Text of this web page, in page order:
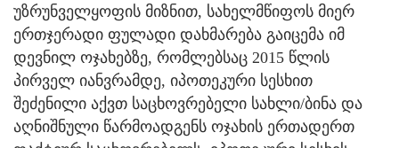
უზრუნველყოფის მიზნით, სახელმწიფოს მიერ
ერთჯერადი ფულადი დახმარება გაიცემა იმ
დევნილ ოჯახებზე, რომლებსაც 2015 წლის
პირველ იანვრამდე, იპოთეკური სესხით
შეძენილი აქვთ საცხოვრებელი სახლი/ბინა და
აღნიშნული წარმოადგენს ოჯახის ერთადერთ